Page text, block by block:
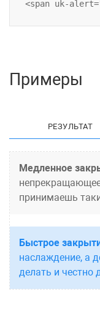
Примеры
РЕЗУЛЬТАТ
Медленное
принимаешь
Быстрое
наслаждение, а
делать и честно